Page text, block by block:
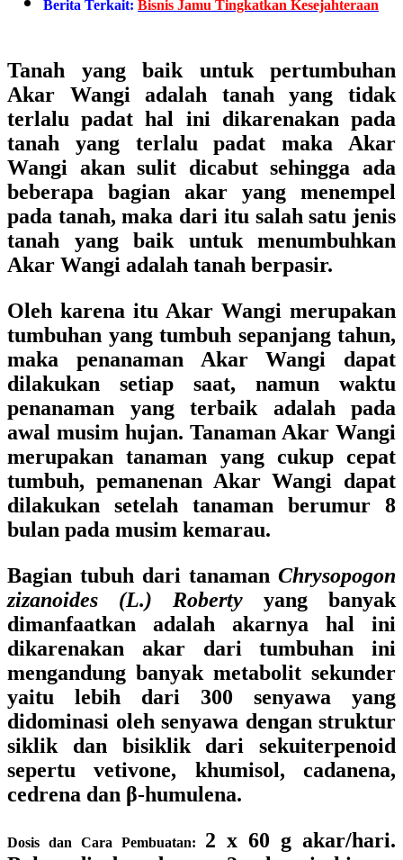
Berita Terkait: Bisnis Jamu Tingkatkan Kesejahteraan
Tanah yang baik untuk pertumbuhan
Akar Wangi adalah tanah yang tidak
terlalu padat hal ini dikarenakan pada
tanah yang terlalu padat maka Akar
Wangi akan sulit dicabut sehingga ada
beberapa bagian akar yang menempel
pada tanah, maka dari itu salah satu jenis
tanah yang baik untuk menumbuhkan
Akar Wangi adalah tanah berpasir.
Oleh karena itu Akar Wangi merupakan
tumbuhan yang tumbuh sepanjang tahun,
maka penanaman Akar Wangi dapat
dilakukan setiap saat, namun waktu
penanaman yang terbaik adalah pada
awal musim hujan. Tanaman Akar Wangi
merupakan tanaman yang cukup cepat
tumbuh, pemanenan Akar Wangi dapat
dilakukan setelah tanaman berumur 8
bulan pada musim kemarau.
Bagian tubuh dari tanaman Chrysopogon
zizanoides (L.) Roberty yang banyak
dimanfaatkan adalah akarnya hal ini
dikarenakan akar dari tumbuhan ini
mengandung banyak metabolit sekunder
yaitu lebih dari 300 senyawa yang
didominasi oleh senyawa dengan struktur
siklik dan bisiklik dari sekuiterpenoid
sepertu vetivone, khumisol, cadanena,
cedrena dan β-humulena.
Dosis dan Cara Pembuatan: 2 x 60 g akar/hari.